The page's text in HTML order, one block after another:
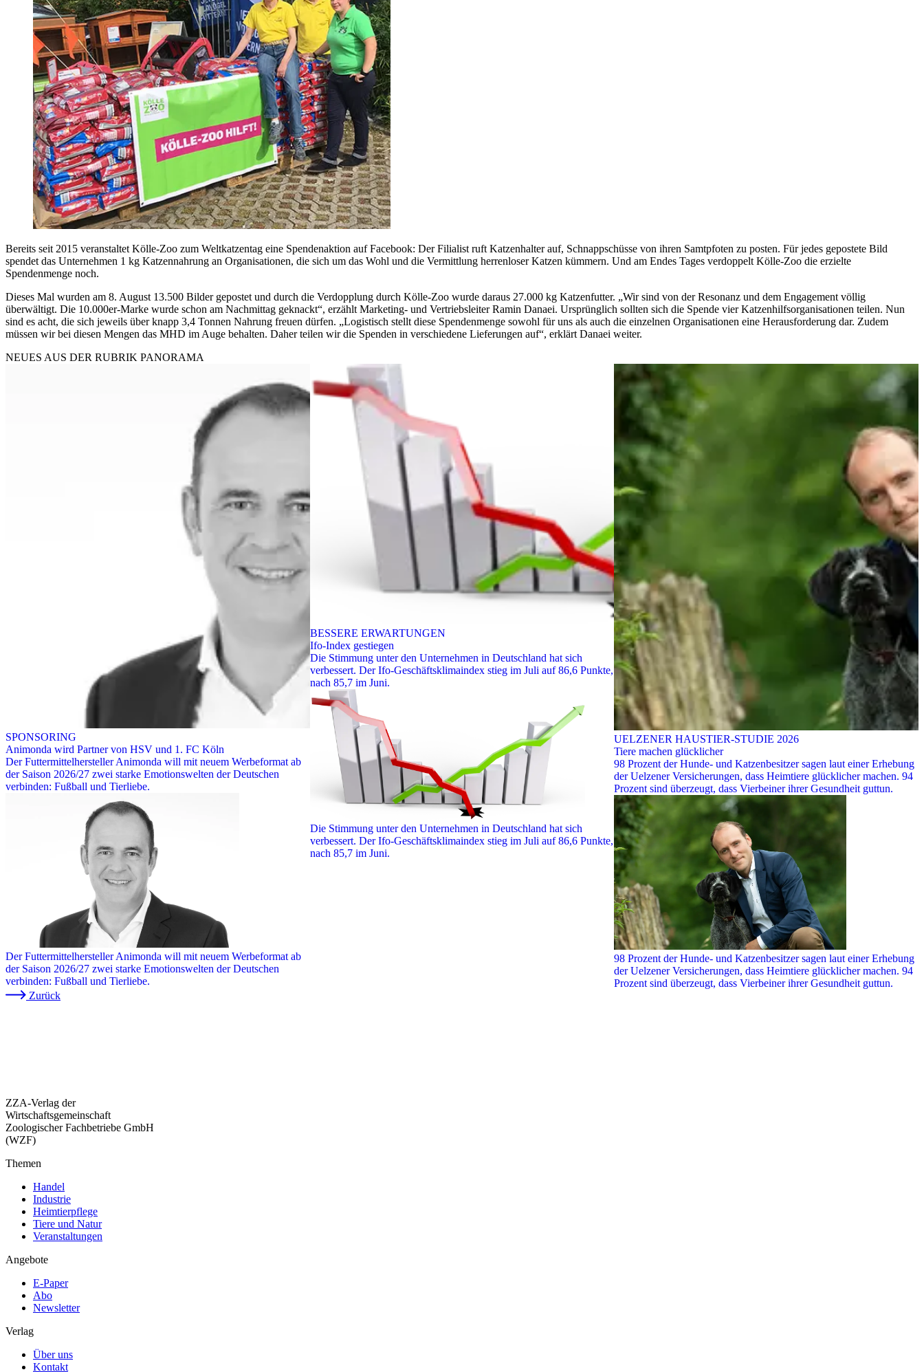
Bereits seit 2015 veranstaltet Kölle-Zoo zum Weltkatzentag eine Spendenaktion auf Facebook: Der Filialist ruft Katzenhalter auf, Schnappschüsse von ihren Samtpfoten zu posten. Für jedes gepostete Bild
spendet das Unternehmen 1 kg Katzennahrung an Organisationen, die sich um das Wohl und die Vermittlung herrenloser Katzen kümmern. Und am Endes Tages verdoppelt Kölle-Zoo die erzielte
Spendenmenge noch.
Dieses Mal wurden am 8. August 13.500 Bilder gepostet und durch die Verdopplung durch Kölle-Zoo wurde daraus 27.000 kg Katzenfutter. „Wir sind von der Resonanz und dem Engagement völlig
überwältigt. Die 10.000er-Marke wurde schon am Nachmittag geknackt“, erzählt Marketing- und Vertriebsleiter Ramin Danaei. Ursprünglich sollten sich die Spende vier Katzenhilfsorganisationen teilen. Nun
sind es acht, die sich jeweils über knapp 3,4 Tonnen Nahrung freuen dürfen. „Logistisch stellt diese Spendenmenge sowohl für uns als auch die einzelnen Organisationen eine Herausforderung dar. Zudem
müssen wir bei diesen Mengen das MHD im Auge behalten. Daher teilen wir die Spenden in verschiedene Lieferungen auf“, erklärt Danaei weiter.
NEUES AUS DER RUBRIK PANORAMA
SPONSORING
Animonda wird Partner von HSV und 1. FC Köln
Der Futtermittelhersteller Animonda will mit neuem Werbeformat ab
der Saison 2026/27 zwei starke Emotionswelten der Deutschen
verbinden: Fußball und Tierliebe.
Der Futtermittelhersteller Animonda will mit neuem Werbeformat ab
der Saison 2026/27 zwei starke Emotionswelten der Deutschen
verbinden: Fußball und Tierliebe.
BESSERE ERWARTUNGEN
Ifo-Index gestiegen
Die Stimmung unter den Unternehmen in Deutschland hat sich
verbessert. Der Ifo-Geschäftsklimaindex stieg im Juli auf 86,6 Punkte,
nach 85,7 im Juni.
Die Stimmung unter den Unternehmen in Deutschland hat sich
verbessert. Der Ifo-Geschäftsklimaindex stieg im Juli auf 86,6 Punkte,
nach 85,7 im Juni.
UELZENER HAUSTIER-STUDIE 2026
Tiere machen glücklicher
98 Prozent der Hunde- und Katzenbesitzer sagen laut einer Erhebung
der Uelzener Versicherungen, dass Heimtiere glücklicher machen. 94
Prozent sind überzeugt, dass Vierbeiner ihrer Gesundheit guttun.
98 Prozent der Hunde- und Katzenbesitzer sagen laut einer Erhebung
der Uelzener Versicherungen, dass Heimtiere glücklicher machen. 94
Prozent sind überzeugt, dass Vierbeiner ihrer Gesundheit guttun.
Zurück
ZZA-Verlag der
Wirtschaftsgemeinschaft
Zoologischer Fachbetriebe GmbH
(WZF)
Themen
Handel
Industrie
Heimtierpflege
Tiere und Natur
Veranstaltungen
Angebote
E-Paper
Abo
Newsletter
Verlag
Über uns
Kontakt